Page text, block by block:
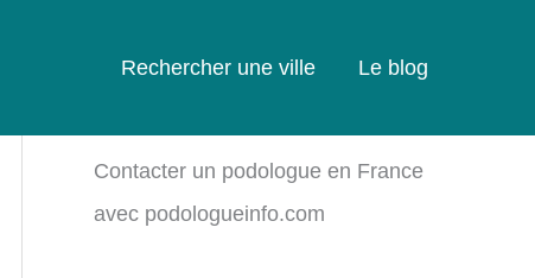
Rechercher une ville Le blog
Contacter un podologue en France
avec podologueinfo.com